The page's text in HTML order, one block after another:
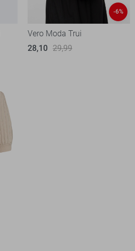
-6%
Vero Moda Trui
28,10 29,99